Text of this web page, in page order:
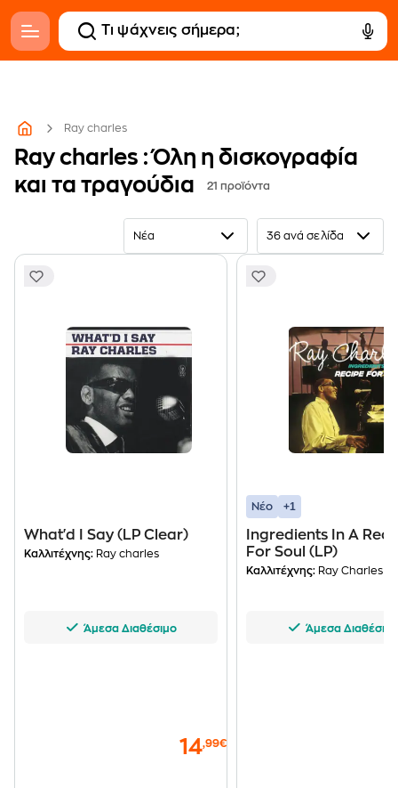
Ray charles
Ray charles : Όλη η δισκογραφία
και τα τραγούδια
21 προϊόντα
Νέα 36 ανά σελίδα
What'd I Say (LP Clear)
Καλλιτέχνης: Ray charles
Άμεσα Διαθέσιμο
14,99€
Νέο +1
Ingredients In A
For Soul (LP)
Καλλιτέχνης: Ray Charles
Άμεσα Διαθέσιμο